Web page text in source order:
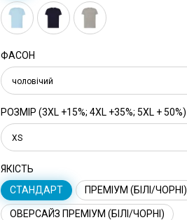
ФАСОН
чоловічий
РОЗМІР (3XL +15%; 4XL +35%; 5XL + 50%)
XS
ЯКІСТЬ
СТАНДАРТ
ПРЕМІУМ (БІЛІ/ЧОРНІ)
ОВЕРСАЙЗ ПРЕМІУМ (БІЛІ/ЧОРНІ)